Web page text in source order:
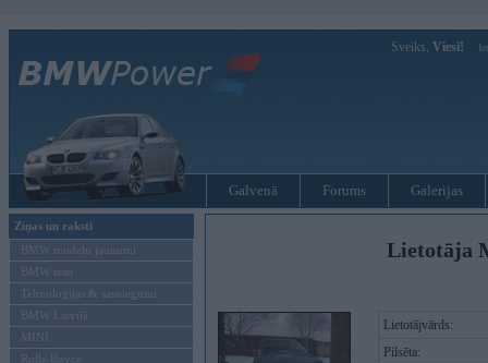
Sveiks, Viesi!
Galvenā Forums Galerijas
Ziņas un raksti
BMW modeļu jaunumi
BMW testi
Tehnoloģijas & sasniegumi
BMW Latvijā
MINI
Rolls-Royce
Lietotāja
Lietotājvārds:
Pilsēta: